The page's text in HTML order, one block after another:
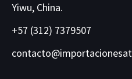
Yiwu, China.
+57 (312) 7379507